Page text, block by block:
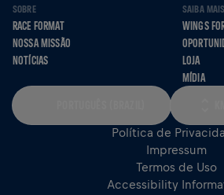
SOBRE
RACE FORMAT
NOSSA MISSÃO
NOTÍCIAS
SAIBA MAIS
WINGS
LOJA
MÍDIA
Política de
Impressum
Termos de Uso
Accessibility